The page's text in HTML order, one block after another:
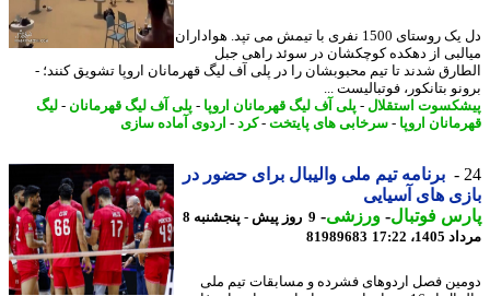
دل یک روستای 1500 نفری با تیمش می تپد. هواداران
از دهکده کوچکشان در سوئد راهی جبل
شدند تا تیم محبوبشان را در پلی آف لیگ قهرمانان اروپا تشویق کنند؛ -
بتانکور، فوتبالیست ...
استقلال-پلی آف لیگ قهرمانان اروپا - پلی آف لیگ قهرمانان-لیگ
اروپا - سرخابی های پایتخت-کرد-اردوی آماده سازی
برنامه تیم ملی والیبال برای حضور در
های آسیایی
فوتبال-ورزشی-
9 روز پیش - پنجشنبه 8
17:22
81989683
فصل اردوهای فشرده و مسابقات تیم ملی